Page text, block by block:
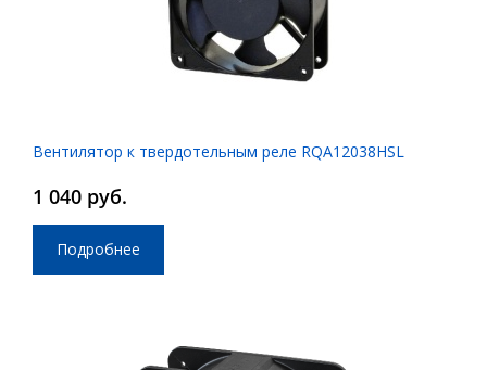
Вентилятор к твердотельным реле RQA12038HSL
1 040 руб.
Подробнее